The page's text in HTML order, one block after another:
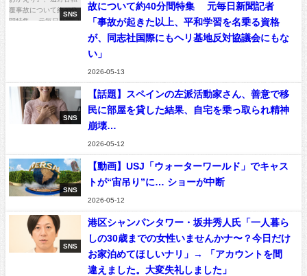
SNS
故について約40分間特集 元毎日新聞記者
「事故が起きた以上、平和学習を名乗る資格
が、同志社国際にもヘリ基地反対協議会にもな
い」
2026-05-13
SNS
【話題】スペインの左派活動家さん、善意で移
民に部屋を貸した結果、自宅を乗っ取られ精神
崩壊…
2026-05-12
SNS
【動画】USJ「ウォーターワールド」でキャス
トが“宙吊り”に… ショーが中断
2026-05-12
SNS
港区シャンパンタワー・坂井秀人氏「一人暮ら
しの30歳までの女性いませんかナ〜？今日だけ
お家泊めてほしいナリ」→ 「アカウントを間
違えました。大変失礼しました」